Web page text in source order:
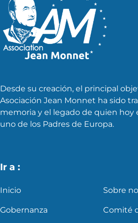
Desde su creación, el principal
Asociación Jean Monnet ha sido
memoria y el legado de quien hoy
uno de los Padres de Europa.
Ir a :
Inicio Sobre
Gobernanza Comité